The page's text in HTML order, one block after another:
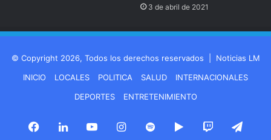
3 de abril de 2021
© Copyright 2026, Todos los derechos reservados | Noticias LM
INICIO
LOCALES POLITICA SALUD
INTERNACIONALES
DEPORTES
ENTRETENIMIENTO
Facebook
LinkedInYouTubeInstagram
SpotifyGoogle Twitch